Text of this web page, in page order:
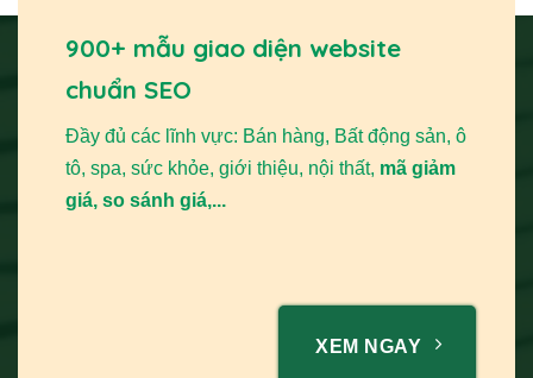
900+ mẫu giao diện website
chuẩn SEO
Đầy đủ các lĩnh vực: Bán hàng, Bất động sản, ô
tô, spa, sức khỏe, giới thiệu, nội thất, mã giảm
giá, so sánh giá,...
XEM NGAY